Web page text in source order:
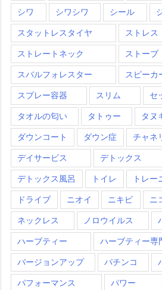
シワ シワシワ シール
スタットレスタイヤ ストレス
ストレートネック ストーブ
スバルフォレスター スピーカ
スプレー容器 スリム セ
タオルの匂い タトゥー タヌ
ダウンコート ダウン症 チャネ
デイサービス デトックス
デトックス風呂 トイレ トレー
ドライブ ニオイ ニキビ ニ
ネックレス ノロウイルス
ハーブティー ハーブティー専
バージョンアップ パチンコ
パフォーマンス パワー